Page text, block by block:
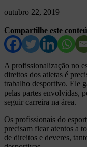
outubro 22, 2019
Compartilhe este
A profissionalização no
direitos dos atletas é
trabalho desportivo. Ele
pelas partes envolvidas,
seguir carreira na área.
Os profissionais do
precisam ficar atentos a
de direitos e deveres,